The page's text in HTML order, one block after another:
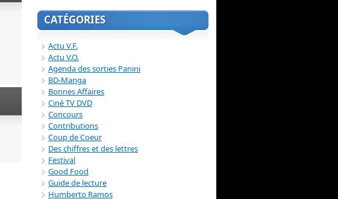
CATÉGORIES
Actu V.F.
Actu V.O.
Agenda des sorties Panini
BD-Manga
Bonnes Affaires
Ciné TV DVD
Concours
Contributions
Coup de Coeur
Des chiffres et des lettres
Festival
Good Food
Guide de lecture
Humberto Ramos